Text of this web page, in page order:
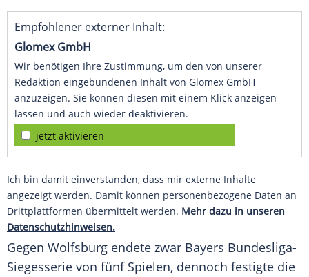
Empfohlener externer Inhalt:
Glomex GmbH
Wir benötigen Ihre Zustimmung, um den von unserer
Redaktion eingebundenen Inhalt von Glomex GmbH
anzuzeigen. Sie können diesen mit einem Klick anzeigen
lassen und auch wieder deaktivieren.
jetzt aktivieren
Ich bin damit einverstanden, dass mir externe Inhalte
angezeigt werden. Damit können personenbezogene Daten an
Drittplattformen übermittelt werden. Mehr dazu in unseren
Datenschutzhinweisen.
Gegen Wolfsburg endete zwar Bayers Bundesliga-
Siegesserie von fünf Spielen, dennoch festigte die